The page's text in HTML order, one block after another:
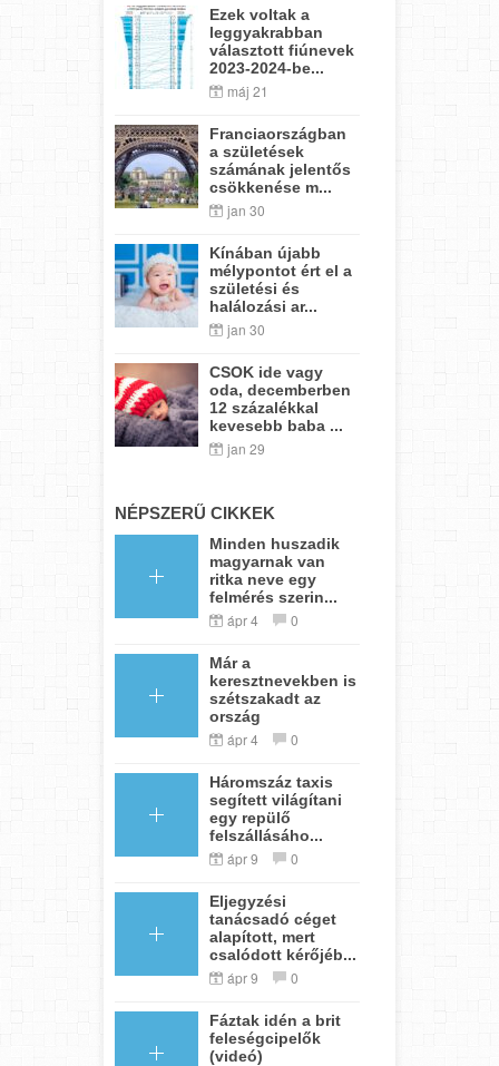
Ezek voltak a
leggyakrabban
választott fiúnevek
2023-2024-be...
máj 21
Franciaországban
a születések
számának jelentős
csökkenése m...
jan 30
Kínában újabb
mélypontot ért el a
születési és
halálozási ar...
jan 30
CSOK ide vagy
oda, decemberben
12 százalékkal
kevesebb baba ...
jan 29
NÉPSZERŰ CIKKEK
Minden huszadik
magyarnak van
ritka neve egy
felmérés szerin...
ápr 4 0
Már a
keresztnevekben is
szétszakadt az
ország
ápr 4 0
Háromszáz taxis
segített világítani
egy repülő
felszállásáho...
ápr 9 0
Eljegyzési
tanácsadó céget
alapított, mert
csalódott kérőjéb...
ápr 9 0
Fáztak idén a brit
feleségcipelők
(videó)